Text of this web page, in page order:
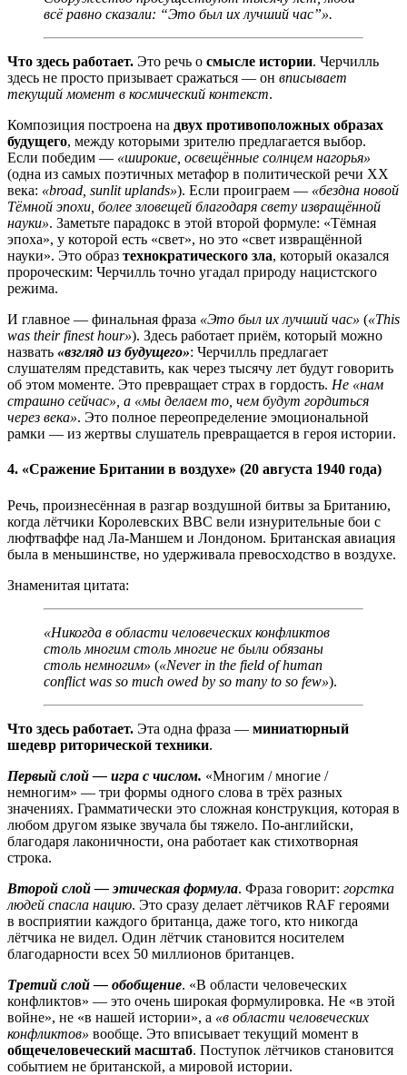
всё равно сказали: “Это был их лучший час”».
Что здесь работает. Это речь о смысле истории. Черчилль
здесь не просто призывает сражаться — он вписывает
текущий момент в космический контекст.
Композиция построена на двух противоположных образах
будущего, между которыми зрителю предлагается выбор.
Если победим — «широкие, освещённые солнцем нагорья»
(одна из самых поэтичных метафор в политической речи XX
века: «broad, sunlit uplands»). Если проиграем — «бездна новой
Тёмной эпохи, более зловещей благодаря свету извращённой
науки». Заметьте парадокс в этой второй формуле: «Тёмная
эпоха», у которой есть «свет», но это «свет извращённой
науки». Это образ технократического зла, который оказался
пророческим: Черчилль точно угадал природу нацистского
режима.
И главное — финальная фраза «Это был их лучший час» («This
was their finest hour»). Здесь работает приём, который можно
назвать «взгляд из будущего»: Черчилль предлагает
слушателям представить, как через тысячу лет будут говорить
об этом моменте. Это превращает страх в гордость. Не «нам
страшно сейчас», а «мы делаем то, чем будут гордиться
через века». Это полное переопределение эмоциональной
рамки — из жертвы слушатель превращается в героя истории.
4. «Сражение Британии в воздухе» (20 августа 1940 года)
Речь, произнесённая в разгар воздушной битвы за Британию,
когда лётчики Королевских ВВС вели изнурительные бои с
люфтваффе над Ла-Маншем и Лондоном. Британская авиация
была в меньшинстве, но удерживала превосходство в воздухе.
Знаменитая цитата:
«Никогда в области человеческих конфликтов
столь многим столь многие не были обязаны
столь немногим» («Never in the field of human
conflict was so much owed by so many to so few»).
Что здесь работает. Эта одна фраза — миниатюрный
шедевр риторической техники.
Первый слой — игра с числом. «Многим / многие /
немногим» — три формы одного слова в трёх разных
значениях. Грамматически это сложная конструкция, которая в
любом другом языке звучала бы тяжело. По-английски,
благодаря лаконичности, она работает как стихотворная
строка.
Второй слой — этическая формула. Фраза говорит: горстка
людей спасла нацию. Это сразу делает лётчиков RAF героями
в восприятии каждого британца, даже того, кто никогда
лётчика не видел. Один лётчик становится носителем
благодарности всех 50 миллионов британцев.
Третий слой — обобщение. «В области человеческих
конфликтов» — это очень широкая формулировка. Не «в этой
войне», не «в нашей истории», а «в области человеческих
конфликтов» вообще. Это вписывает текущий момент в
общечеловеческий масштаб. Поступок лётчиков становится
событием не британской, а мировой истории.